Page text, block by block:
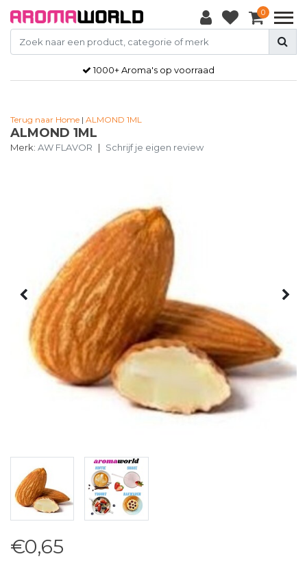
0
1000+ Aroma's op voorraad
Terug naar Home | ALMOND 1ML
ALMOND 1ML
Merk: AW FLAVOR | Schrijf je eigen review
€0,65